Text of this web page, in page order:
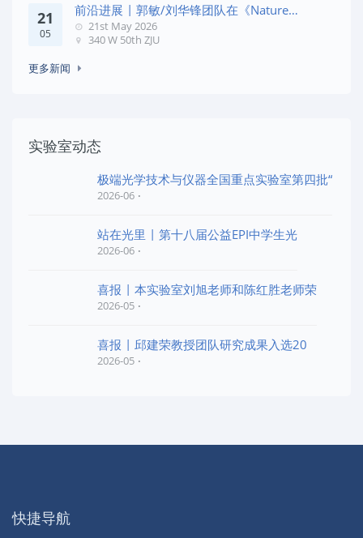
21
05
前沿进展 | 郭敏/刘华锋团队在《Nature
Commun
21st May 2026
340 W 50th ZJU
更多新闻
实验室动态
极端光学技术与仪器全国重点实验室第四批“
2026-06
站在光里 | 第十八届公益EPI中学生光
2026-06
喜报 | 本实验室刘旭老师和陈红胜老师荣
2026-05
喜报 | 邱建荣教授团队研究成果入选20
2026-05
快捷导航